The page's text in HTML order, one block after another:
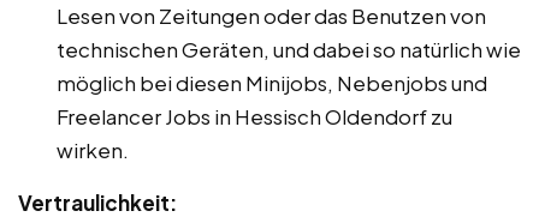
Lesen von Zeitungen oder das Benutzen von
technischen Geräten, und dabei so natürlich wie
möglich bei diesen Minijobs, Nebenjobs und
Freelancer Jobs in Hessisch Oldendorf zu
wirken.
Vertraulichkeit: